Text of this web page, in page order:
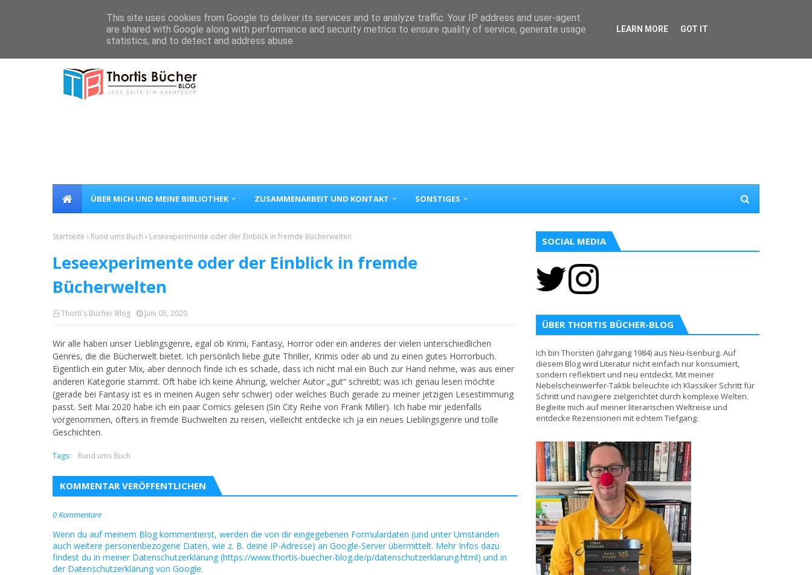
ÜBER MICH UND MEINE BIBLIOTHEK ZUSAMMENARBEIT UND KONTAKT SONSTIGES
Startseite Rund ums Buch Leseexperimente oder der Einblick in fremde Bücherwelten
Leseexperimente oder der Einblick in fremde
Bücherwelten
Thorti´s Bücher Blog Juni 05, 2020
Wir alle haben unser Lieblingsgenre, egal ob Krimi, Fantasy, Horror oder ein anderes der vielen unterschiedlichen
Genres, die die Bücherwelt bietet. Ich persönlich liebe gute Thriller, Krimis oder ab und zu einen gutes Horrorbuch.
Eigentlich ein guter Mix, aber dennoch finde ich es schade, dass ich nicht mal ein Buch zur Hand nehme, was aus einer
anderen Kategorie stammt. Oft habe ich keine Ahnung, welcher Autor „gut“ schreibt; was ich genau lesen möchte
(gerade bei Fantasy ist es in meinen Augen sehr schwer) oder welches Buch gerade zu meiner jetzigen Lesestimmung
passt. Seit Mai 2020 habe ich ein paar Comics gelesen (Sin City Reihe von Frank Miller). Ich habe mir jedenfalls
vorgenommen, öfters in fremde Buchwelten zu reisen, vielleicht entdecke ich ja ein neues Lieblingsgenre und tolle
Geschichten.
Tags: Rund ums Buch
KOMMENTAR VERÖFFENTLICHEN
0 Kommentare
Wenn du auf meinem Blog kommentierst, werden die von dir eingegebenen Formulardaten (und unter Umständen
auch weitere personenbezogene Daten, wie z. B. deine IP-Adresse) an Google-Server übermittelt. Mehr Infos dazu
findest du in meiner Datenschutzerklärung (https://www.thortis-buecher-blog.de/p/datenschutzerklarung.html) und in
der Datenschutzerklärung von Google.
SOCIAL MEDIA
ÜBER THORTIS BÜCHER-BLOG
Ich bin Thorsten (Jahrgang 1984) aus Neu-Isenburg. Auf
diesem Blog wird Literatur nicht einfach nur konsumiert,
sondern reflektiert und neu entdeckt. Mit meiner
Nebelscheinwerfer-Taktik beleuchte ich Klassiker Schritt für
Schritt und navigiere zielgerichtet durch komplexe Welten.
Begleite mich auf meiner literarischen Weltreise und
entdecke Rezensionen mit echtem Tiefgang.
This site uses cookies from Google to deliver its services and to analyze traffic. Your IP address and user-agent
are shared with Google along with performance and security metrics to ensure quality of service, generate usage
statistics, and to detect and address abuse.
LEARN MORE GOT IT